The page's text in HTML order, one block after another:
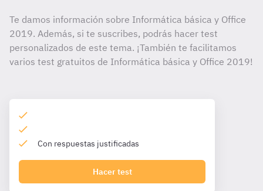
Te damos información sobre Informática básica y Office
2019. Además, si te suscribes, podrás hacer test
personalizados de este tema. ¡También te facilitamos
varios test gratuitos de Informática básica y Office 2019!
Con respuestas justificadas
Hacer test